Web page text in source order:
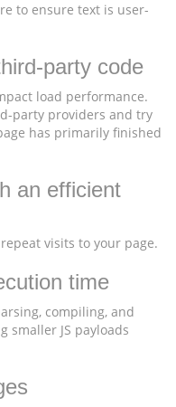
to ensure text is user-
party code
load performance.
party providers and try
has primarily finished
an efficient
visits to your page.
time
compiling, and
smaller JS payloads